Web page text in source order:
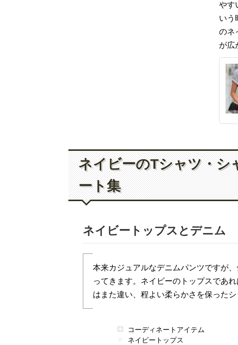
やす
いう
のネ
が広
ネイビーのTシャツ・シ
ート集
ネイビートップスとデニム
本来カジュアルなデニムパンツですが
ってきます。ネイビーのトップスであ
はまた違い、程よい柔らかさを保った
コーディネートアイテム
ネイビートップス